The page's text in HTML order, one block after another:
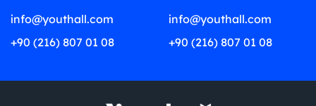
info@youthall.com
info@youthall.com
+90 (216) 807 01 08
+90 (216) 807 01 08